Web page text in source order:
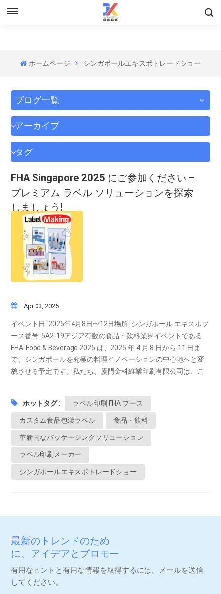
ホームページ シンガポールエキスポトレードショー
ブログ一覧
アーカイブ
タグ
FHA Singapore 2025 にご参加ください –
プレミアム ラベル ソリューションを探索
しましょう!
Apr 03, 2025
イベント日: 2025年4月8日〜12日場所: シンガポール エキスポブ
ース番号: 5A2-19アジア有数の食品・飲料業界イベントである
FHA-Food & Beverage 2025 は、2025 年 4 月 8 日から 11 日ま
で、シンガポールを究極の料理イノベーションの中心地へと変
貌させる予定です。私たち、厦門金科維業印刷有限公司は、こ
を展示することをお知らせします。シンガポール エキスポのブ
ース 5A2-19 にぜひお立ち寄りください。ショーに何を持ち込む
かブース 5A2-19 では、大手ラベル印刷メーカーとしての当社の
専門知識を紹介します。当社のソリューションには以下が含ま
れます。 高解像度印刷: 最先端のフレキソ印刷とオフセット印刷
方法を活用して、厳格な食品安全および規制要件を満たす鮮明
で耐久性のあるラベルを作成します。 革新的な仕上げ技術: 箔押
しから浮き彫りエンボス加工、スポット UV コーティングまで、
パフォーマンスを保証します。 素材の多様性: 当社のラベルは、
合成紙、PET、PP などさまざまな素材で提供されており、冷
蔵、湿気、長期保存などの課題に耐えることができます。ブー
ス5A2-19にお越しください FHA-Food & Beverage 2025 で、販
売業者、小売業者、輸入業者、その他の食品・飲料業界の専門
ホットタグ : ラベル印刷 FHA ブース
カスタム食品包装ラベル 食品・飲料
革新的なパッケージングソリューション
ラベル印刷メーカー
シンガポールエキスポトレードショー
最新のトレンドのため
に、アイデアとプロモー
ション。
有用なヒントと有用な情報を取得するには、メールを送信
してください。